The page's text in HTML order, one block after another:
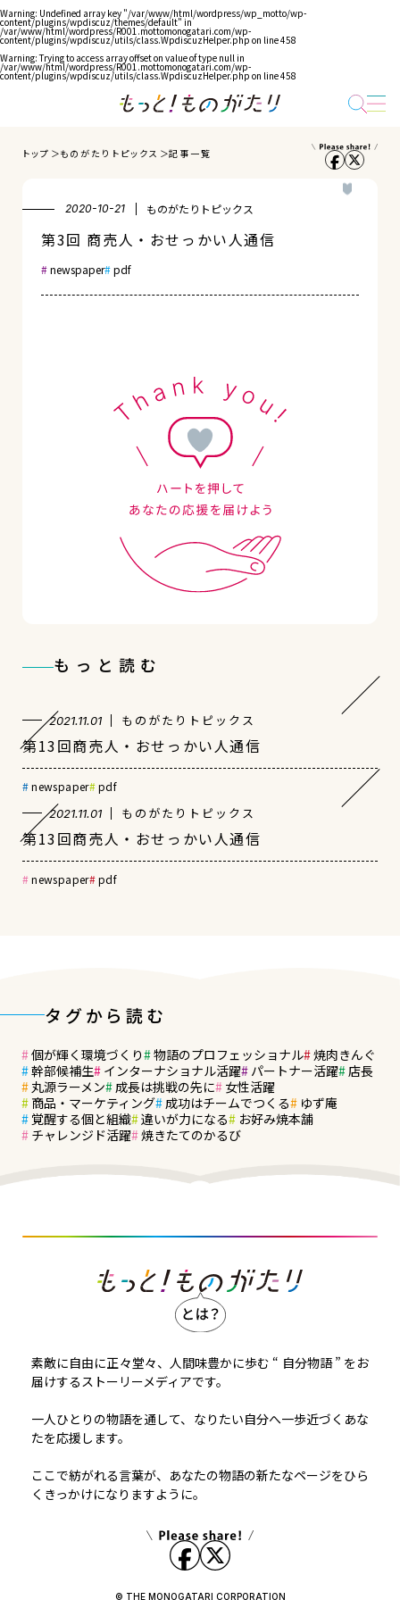
Warning: Undefined array key "/var/www/html/wordpress/wp_motto/wp-
content/plugins/wpdiscuz/themes/default" in
/var/www/html/wordpress/R001.mottomonogatari.com/wp-
content/plugins/wpdiscuz/utils/class.WpdiscuzHelper.php on line458
Warning: Trying to access array offset on value of type null in
/var/www/html/wordpress/R001.mottomonogatari.com/wp-
content/plugins/wpdiscuz/utils/class.WpdiscuzHelper.php on line458
トップ ものがたりトピックス 記事一覧
2020-10-21 ものがたりトピックス
第3回 商売人・おせっかい人通信
newspaper pdf
もっと読む
2021.11.01 ものがたりトピックス
第13回商売人・おせっかい人通信
newspaper pdf
2021.11.01 ものがたりトピックス
第13回商売人・おせっかい人通信
newspaper pdf
タグから読む
個が輝く環境づくり 物語のプロフェッショナル 焼肉きんぐ
幹部候補生 インターナショナル活躍 パートナー活躍 店長
丸源ラーメン 成長は挑戦の先に
女性活躍
商品・マーケティング 成功はチームでつくる
ゆず庵
覚醒する個と組織 違いが力になる
お好み焼本舗
チャレンジド活躍 焼きたてのかるび
素敵に自由に正々堂々、人間味豊かに歩む “ 自分物語 ” をお
届けするストーリーメディアです。
一人ひとりの物語を通して、なりたい自分へ一歩近づくあな
たを応援します。
ここで紡がれる言葉が、あなたの物語の新たなページをひら
くきっかけになりますように。
© THE MONOGATARI CORPORATION